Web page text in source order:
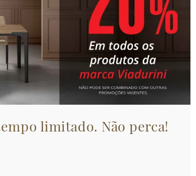
limitado. Não perca!